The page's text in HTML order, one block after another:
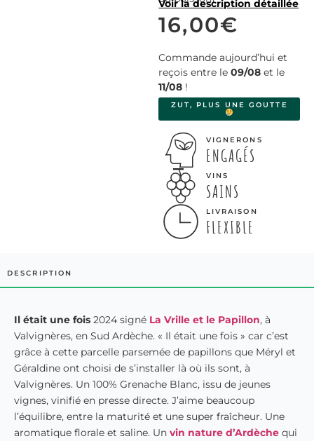
Voir la description détaillée
16,00€
Commande aujourd’hui et
reçois entre le09/08 et le
11/08 !
ZUT, PLUS UNE GOUTTE
VIGNERONS
ENGAGÉS
VINS
SAINS
LIVRAISON
FLEXIBLE
DESCRIPTION
Il était une fois 2024 signé La Vrille et le Papillon, à
Valvignères, en Sud Ardèche. « Il était une fois » car c’est
grâce à cette parcelle parsemée de papillons que Méryl et
Géraldine ont choisi de s’installer là où ils sont, à
Valvignères. Un 100% Grenache Blanc, issu de jeunes
vignes, vinifié en presse directe. J’aime beaucoup
l’équilibre, entre la maturité et une super fraîcheur. Une
aromatique florale et saline. Un vin nature d’Ardèche qui